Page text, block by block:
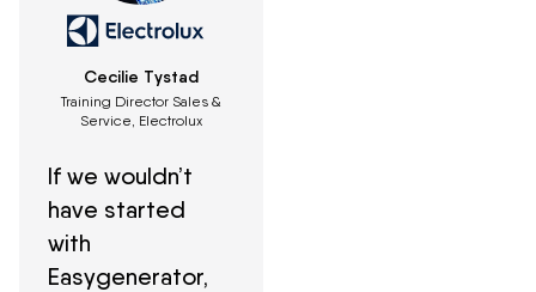
Cecilie Tystad
Training Director Sales &
Service, Electrolux
If we wouldn’t
have started
with
Easygenerator,